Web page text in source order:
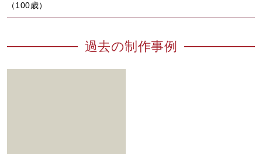
（100歳）
過去の制作事例